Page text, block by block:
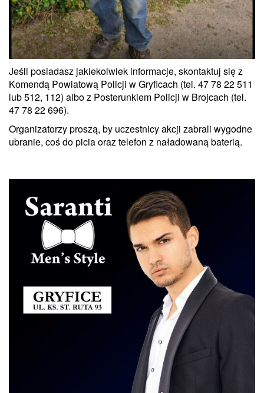
Jeśli posiadasz jakiekolwiek informacje, skontaktuj się z
Komendą Powiatową Policji w Gryficach (tel. 47 78 22 511
lub 512, 112) albo z Posterunkiem Policji w Brojcach (tel.
47 78 22 696).
Organizatorzy proszą, by uczestnicy akcji zabrali wygodne
ubranie, coś do picia oraz telefon z naładowaną baterią.